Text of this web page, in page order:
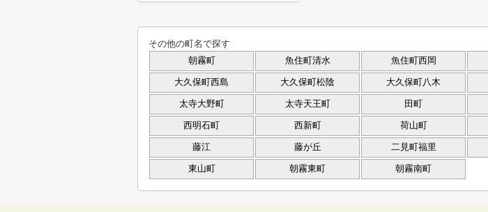
その他の町名で探す
朝霧町 魚住町清水 魚住町西岡
大久保町西島 大久保町松陰 大久保町八木
太寺大野町 太寺天王町 田町
西明石町 西新町 荷山町
藤江 藤が丘 二見町福里
東山町 朝霧東町 朝霧南町